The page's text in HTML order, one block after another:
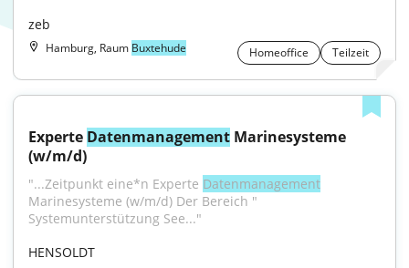
zeb
Hamburg, Raum Buxtehude Homeoffice Teilzeit
Experte Datenmanagement Marinesysteme
(w/m/d)
"...Zeitpunkt eine*n Experte Datenmanagement
Marinesysteme (w/m/d) Der Bereich "
Systemunterstützung See..."
HENSOLDT